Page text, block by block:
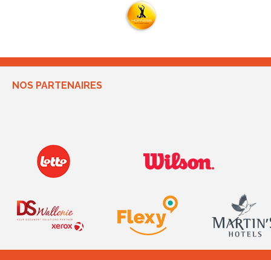
NOS PARTENAIRES